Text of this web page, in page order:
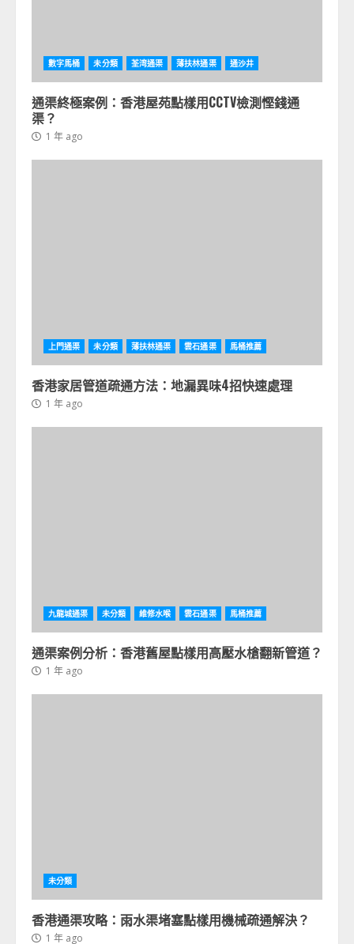
數字馬桶 未分類 荃湾通渠 薄扶林通渠 通沙井
通渠終極案例：香港屋苑點樣用CCTV檢測慳錢通
渠？
1 年 ago
上門通渠 未分類 薄扶林通渠 雲石通渠 馬桶推薦
香港家居管道疏通方法：地漏異味4招快速處理
1 年 ago
九龍城通渠 未分類 維修水喉 雲石通渠 馬桶推薦
通渠案例分析：香港舊屋點樣用高壓水槍翻新管道？
1 年 ago
未分類
香港通渠攻略：雨水渠堵塞點樣用機械疏通解決？
1 年 ago